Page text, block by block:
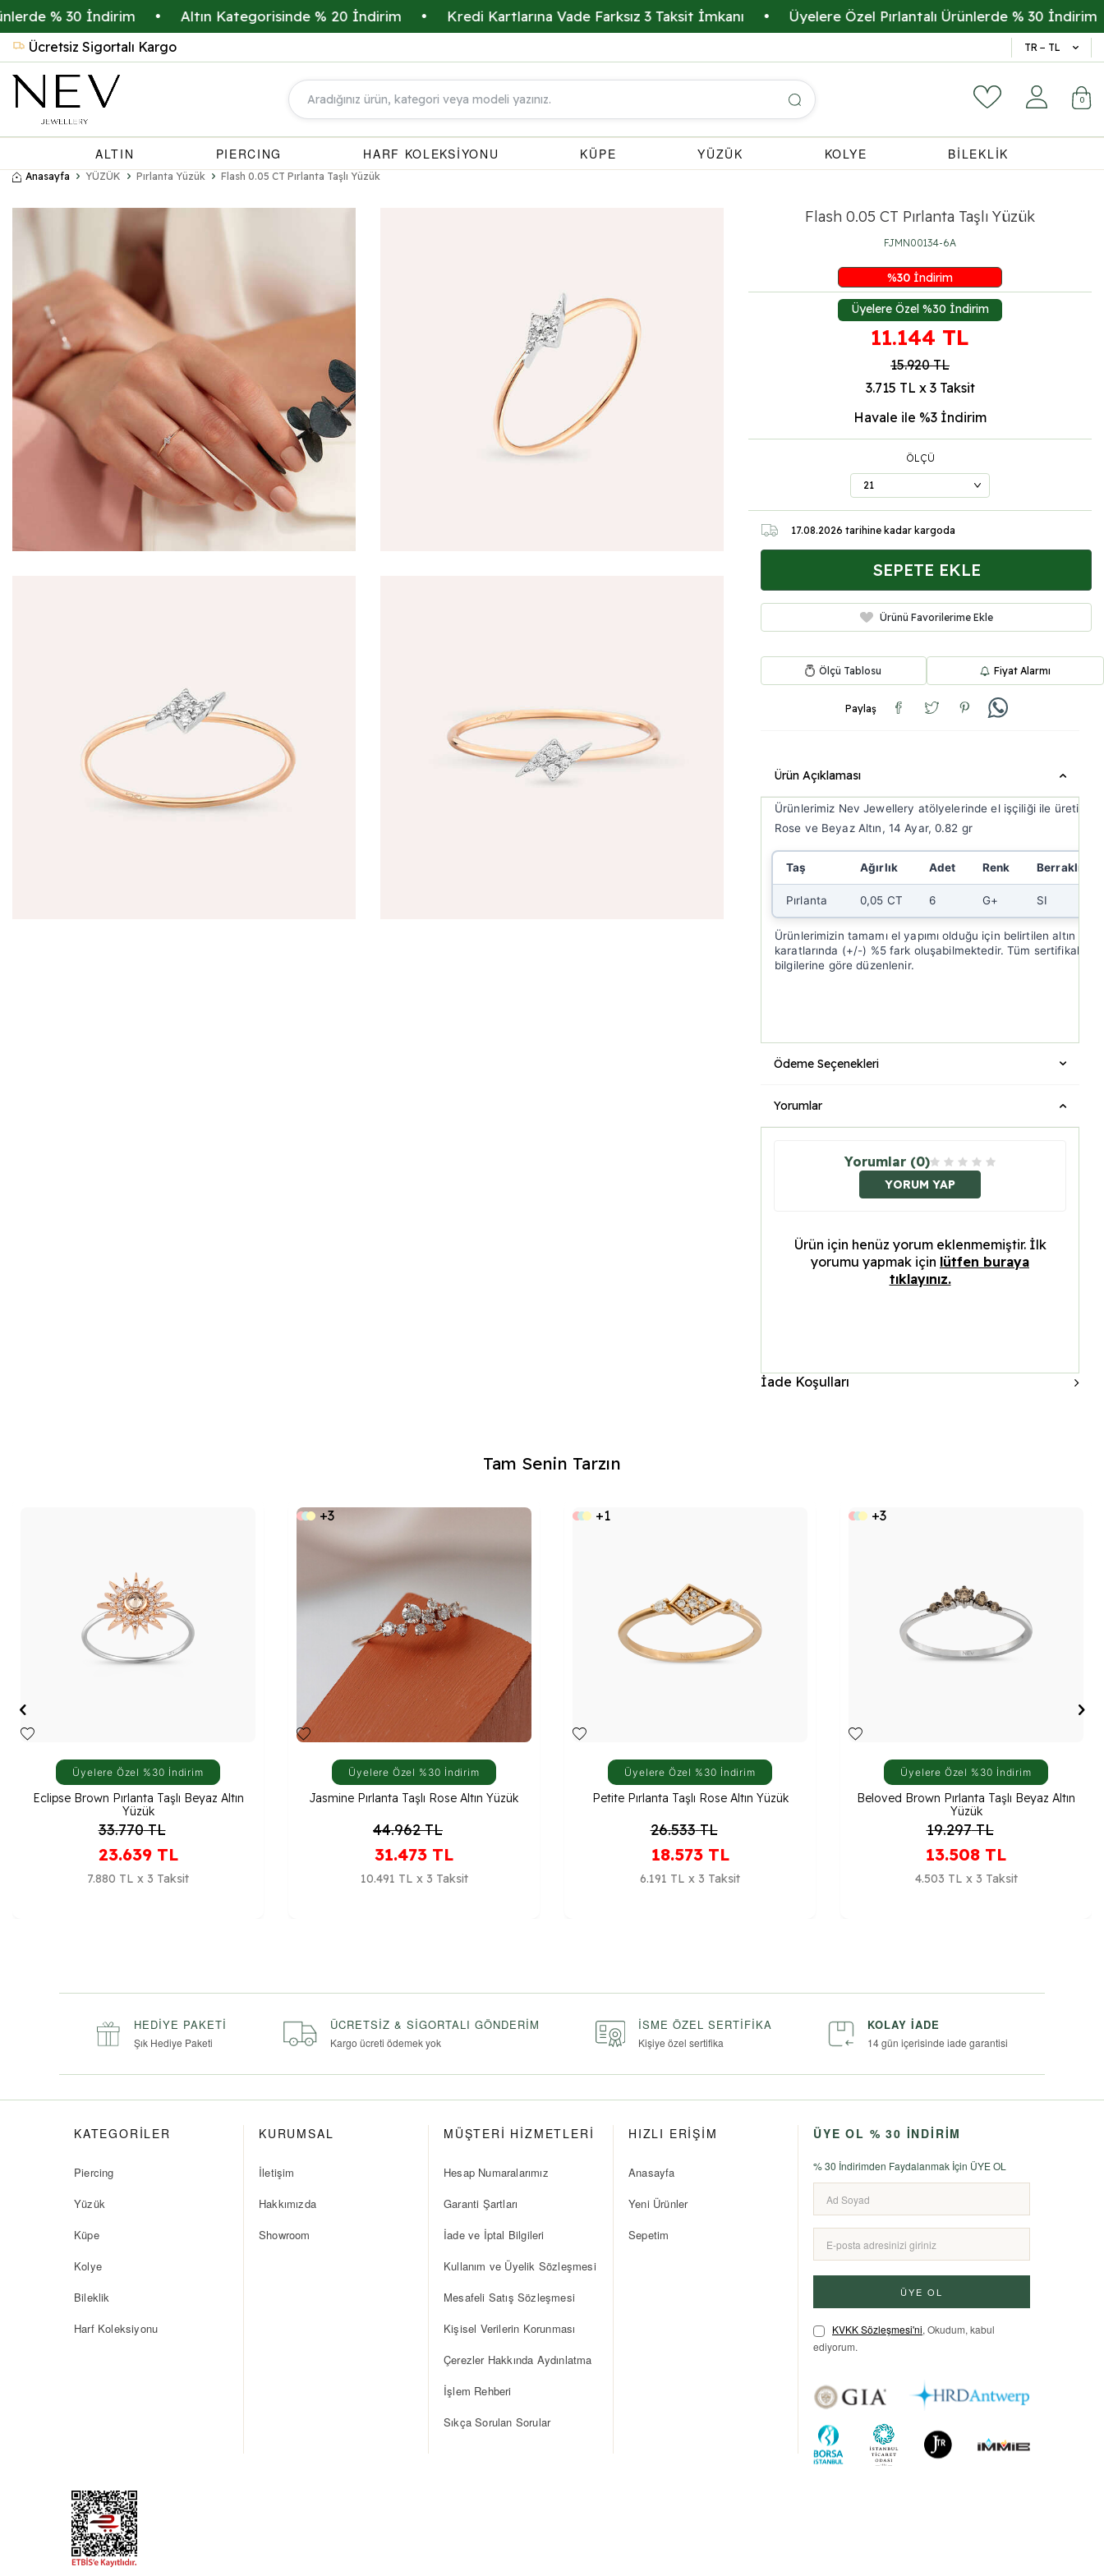
30 İndirim • Altın Kategorisinde % 20 İndirim • Kredi Kartlarına Vade Farksız 3 Taksit İmkanı • Üyelere Özel Pırlantalı Ürünlerde % 30 İndirim •
Ücretsiz Sigortalı Kargo 14 Gün
TR − TL
0
ALTIN PIERCING HARF KOLEKSİYONU KÜPE YÜZÜK KOLYE BİLEKLİK
Anasayfa YÜZÜK Pırlanta Yüzük Flash 0.05 CT Pırlanta Taşlı Yüzük
Flash 0.05 CT Pırlanta Taşlı Yüzük
FJMN00134-6A
%30 İndirim
Üyelere Özel %30 İndirim
11.144 TL
15.920TL
3.715 TL x 3 Taksit
Havale ile %3 İndirim
ÖLÇÜ
17.08.2026 tarihine kadar kargoda
SEPETE EKLE
Ürünü Favorilerime Ekle
Ölçü Tablosu Fiyat Alarmı
Paylaş
Ürün Açıklaması
Ürünlerimiz Nev Jewellery atölyelerinde el işçiliği ile
Rose ve Beyaz Altın, 14 Ayar, 0.82 gr
Taş Ağırlık Adet Renk Berraklık
Pırlanta 0,05 CT 6 G+ SI
Ürünlerimizin tamamı el yapımı olduğu için belirtilen altın
karatlarında (+/-) %5 fark oluşabilmektedir. Tüm sertifikalar
bilgilerine göre düzenlenir.
Ödeme Seçenekleri
Yorumlar
Yorumlar (0)
YORUM YAP
Ürün için henüz yorum eklenmemiştir. İlk
yorumu yapmak için lütfen buraya
tıklayınız.
İade Koşulları
Tam Senin Tarzın
Üyelere Özel %30 İndirim
Eclipse Brown Pırlanta Taşlı Beyaz Altın
Yüzük
33.770TL
23.639TL
7.880 TL x 3 Taksit
+3
Üyelere Özel %30 İndirim
Jasmine Pırlanta Taşlı Rose Altın Yüzük
44.962TL
31.473 TL
10.491 TL x 3 Taksit
+1
Üyelere Özel %30 İndirim
Petite Pırlanta Taşlı Rose Altın Yüzük
26.533TL
18.573TL
6.191 TL x 3 Taksit
+3
Üyelere Özel %30 İndirim
Beloved Brown Pırlanta Taşlı Beyaz Altın
Yüzük
19.297TL
13.508 TL
4.503 TL x 3 Taksit
HEDIYE PAKETI
Şık Hediye Paketi
ÜCRETSIZ & SIGORTALI GÖNDERIM
Kargo ücreti ödemek yok
İSME ÖZEL SERTIFIKA
Kişiye özel sertifika
KOLAY İADE
14 gün içerisinde iade garantisi
KATEGORİLER
Piercing
Yüzük
Küpe
Kolye
Bileklik
Harf Koleksiyonu
KURUMSAL
İletişim
Hakkımızda
Showroom
MÜŞTERİ HİZMETLERİ
Hesap Numaralarımız
Garanti Şartları
İade ve İptal Bilgileri
Kullanım ve Üyelik Sözleşmesi
Mesafeli Satış Sözleşmesi
Kişisel Verilerin Korunması
Çerezler Hakkında Aydınlatma
İşlem Rehberi
Sıkça Sorulan Sorular
HIZLI ERİŞİM
Anasayfa
Yeni Ürünler
Sepetim
ÜYE OL % 30 İNDİRİM
% 30 İndirimden Faydalanmak İçin ÜYE OL
ÜYE OL
KVKK Sözleşmesi'ni, Okudum, kabul
ediyorum.